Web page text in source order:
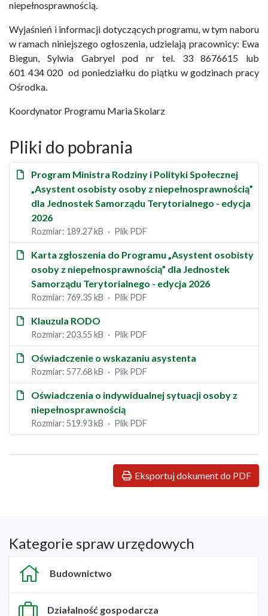
niepełnosprawnością.
Wyjaśnień i informacji dotyczących programu, w tym naboru
w ramach niniejszego ogłoszenia, udzielają pracownicy: Ewa
Biegun, Sylwia Gabryel pod nr tel. 33 8676615 lub
601 434 020 od poniedziałku do piątku w godzinach pracy
Ośrodka.
Koordynator Programu Maria Skolarz
Pliki do pobrania
Program Ministra Rodziny i Polityki Społecznej
„Asystent osobisty osoby z niepełnosprawnością”
dla Jednostek Samorządu Terytorialnego - edycja
2026
Rozmiar: 189.27 kB Plik PDF
Karta zgłoszenia do Programu „Asystent osobisty
osoby z niepełnosprawnością” dla Jednostek
Samorządu Terytorialnego - edycja 2026
Rozmiar: 769.35 kB Plik PDF
Klauzula RODO
Rozmiar: 203.55 kB Plik PDF
Oświadczenie o wskazaniu asystenta
Rozmiar: 577.68 kB Plik PDF
Oświadczenia o indywidualnej sytuacji osoby z
niepełnosprawnością
Rozmiar: 519.93 kB Plik PDF
Eksportuj dokument do PDF
Kategorie spraw urzędowych
Budownictwo
Działalność gospodarcza